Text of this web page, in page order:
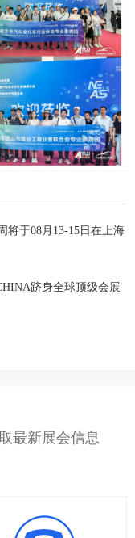
将于08月13-15日在上海
跻身全球顶级会展
最新展会信息